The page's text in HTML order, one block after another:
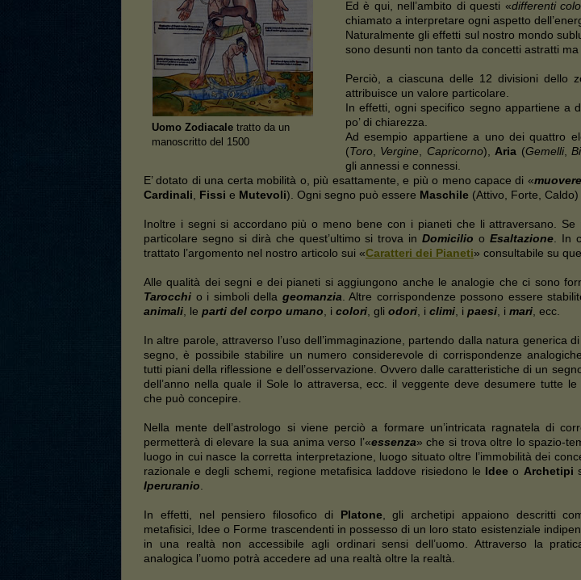
Uomo Zodiacale tratto da un
manoscritto del 1500
Ed è qui, nell’ambito di questi «differenti
chiamato a interpretare ogni aspetto
Naturalmente gli effetti sul nostro mondo
sono desunti non tanto da concetti astratti ma
Perciò, a ciascuna delle 12 divisioni dello
attribuisce un valore particolare.
In effetti, ogni specifico segno appartiene a
po’ di chiarezza.
Ad esempio appartiene a uno dei quattro
(Toro, Vergine, Capricorno),Aria (Gemelli,
gli annessi e connessi.
E’ dotato di una certa mobilità o, più esattamente, e più o meno capace di «muovere
Cardinali, Fissi e Mutevoli). Ogni segno può essere Maschile (Attivo, Forte, Caldo)
Inoltre i segni si accordano più o meno bene con i pianeti che li attraversano.
particolare segno si dirà che quest’ultimo si trova inDomicilio oEsaltazione. In
trattato l’argomento nel nostro articolo sui «Caratteri dei Pianeti» consultabile su
Alle qualità dei segni e dei pianeti si aggiungono anche le analogie che ci sono
Tarocchi o i simboli della geomanzia. Altre corrispondenze possono essere
animali, le parti del corpo umano, i colori, gli odori, i climi, i paesi, i mari, ecc.
In altre parole, attraverso l’uso dell’immaginazione, partendo dalla natura generica
segno, è possibile stabilire un numero considerevole di corrispondenze
tutti piani della riflessione e dell’osservazione. Ovvero dalle caratteristiche di un
dell’anno nella quale il Sole lo attraversa, ecc. il veggente deve desumere tutte le
che può concepire.
Nella mente dell’astrologo si viene perciò a formare un’intricata ragnatela di
permetterà di elevare la sua anima verso l’«essenza» che si trova oltre lo spazio-
luogo in cui nasce la corretta interpretazione, luogo situato oltre l’immobilità dei
razionale e degli schemi, regione metafisica laddove risiedono le Idee o Archetipi
Iperuranio.
In effetti, nel pensiero filosofico di Platone, gli archetipi appaiono descritti
metafisici, Idee o Forme trascendenti in possesso di un loro stato esistenziale
in una realtà non accessibile agli ordinari sensi dell’uomo. Attraverso la
analogica l’uomo potrà accedere ad una realtà oltre la realtà.